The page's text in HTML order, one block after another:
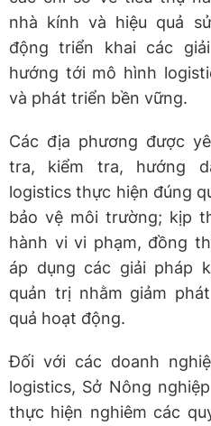
nhà kính và hiệu quả
động triển khai các
hướng tới mô hình
và phát triển bền vững.
Các địa phương được
tra, kiểm tra, hướng
logistics thực hiện đúng
bảo vệ môi trường; kịp
hành vi vi phạm, đồng
áp dụng các giải pháp
quản trị nhằm giảm
quả hoạt động.
Đối với các doanh
logistics, Sở Nông
thực hiện nghiêm các